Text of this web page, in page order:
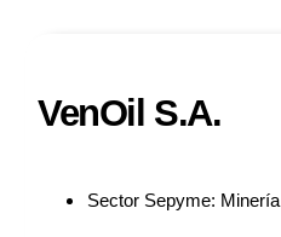
VenOil S.A.
Sector Sepyme: Minería